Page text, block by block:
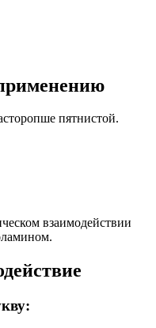
пятнистой.
взаимодействии